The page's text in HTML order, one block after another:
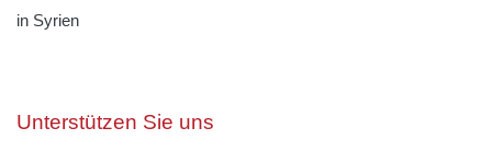
in Syrien
Unterstützen Sie uns